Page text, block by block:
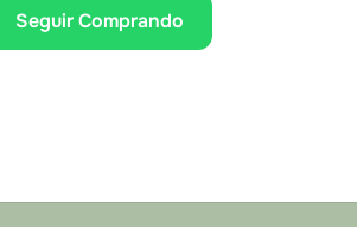
Seguir Comprando